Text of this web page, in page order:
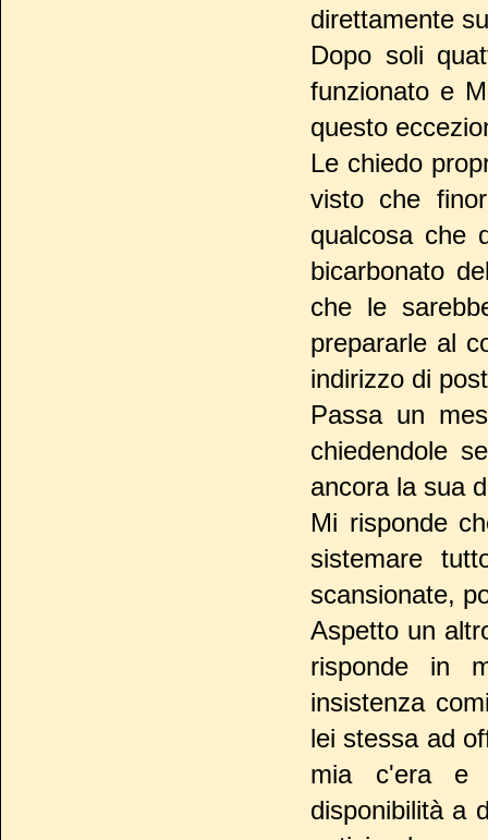
direttamente
Dopo soli
funzionato e
questo
Le chiedo
visto che
qualcosa che
bicarbonato
che le
prepararle al
indirizzo di
Passa un
chiedendole
ancora la sua
Mi risponde
sistemare
scansionate,
Aspetto un
risponde in
insistenza
lei stessa ad
mia c'era e
disponibilità a